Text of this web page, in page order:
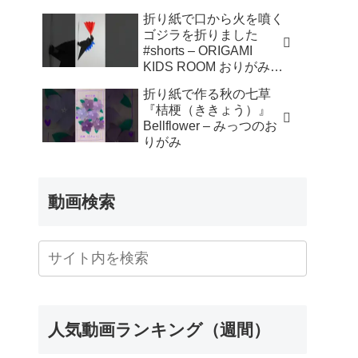
折り紙で口から火を噴く
ゴジラを折りました
#shorts – ORIGAMI
KIDS ROOM おりがみキ
折り紙で作る秋の七草
『桔梗（ききょう）』
Bellflower – みっつのお
りがみ
動画検索
人気動画ランキング（週間）